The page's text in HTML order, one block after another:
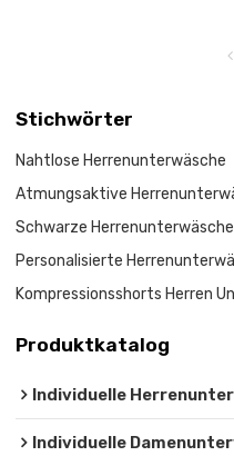
Stichwörter
Nahtlose Herrenunterwäsche
Atmungsaktive
Schwarze Herrenunterwäsche
Personalisierte
Kompressionsshorts Herren
Produktkatalog
Individuelle
Individuelle